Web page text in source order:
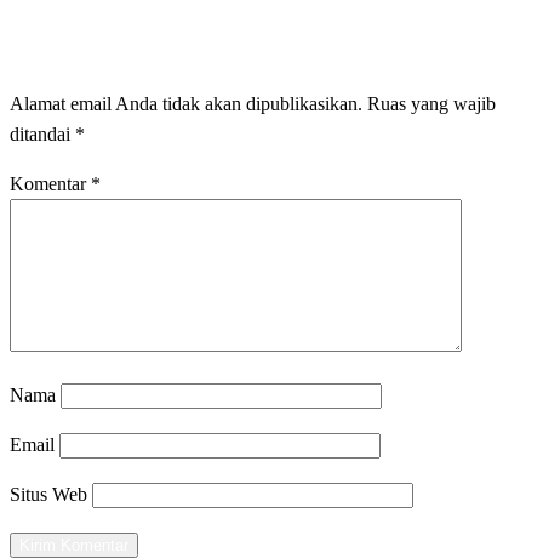
Alamat email Anda tidak akan dipublikasikan. Ruas yang wajib
ditandai *
Komentar *
Nama
Email
Situs Web